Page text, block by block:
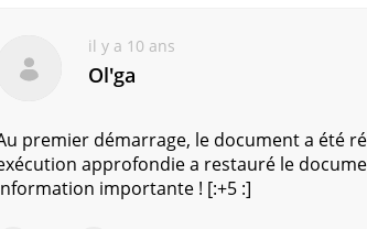
il y a 10 ans
Olʹga
premier démarrage, le document a été
approfondie a restauré le
importante ! [:+5 :]